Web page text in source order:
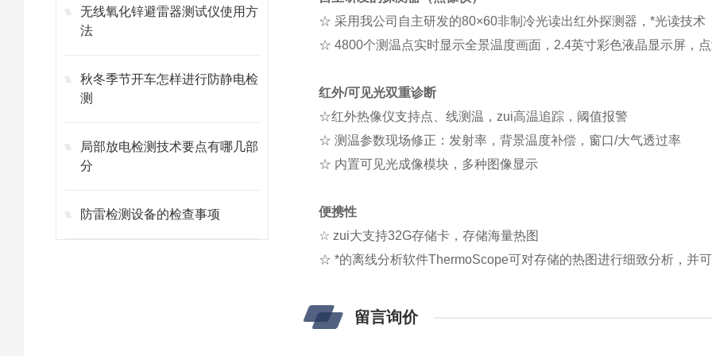
无线氧化锌避雷器测试仪使用方
法
秋冬季节开车怎样进行防静电检
测
局部放电检测技术要点有哪几部
分
防雷检测设备的检查事项
☆ 采用我公司自主研发的80×60非制冷光读出红外探测器，*光读技术
☆ 4800个测温点实时显示全景温度画面，2.4英寸彩色液晶显示屏，
红外/可见光双重诊断
☆红外热像仪支持点、线测温，zui高温追踪，阈值报警
☆ 测温参数现场修正：发射率，背景温度补偿，窗口/大气透过率
☆ 内置可见光成像模块，多种图像显示
便携性
☆ zui大支持32G存储卡，存储海量热图
☆ *的离线分析软件ThermoScope可对存储的热图进行细致分析，并
留言询价